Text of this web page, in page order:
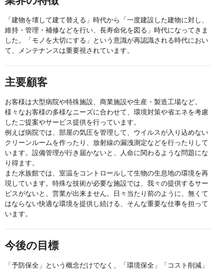
「建物を壊して建て替える」時代から「一度建設した建物に対し、
維持・管理・補修などを行い、長寿命化を図る」時代になってきま
した。「モノを大切にする」という意識が再認識される時代におい
て、メンテナンスは重要視されています。
主要顧客
お客様は大型病院や特殊施設、商業施設や生産・製造工場など。
様々なお客様の多様なニーズに合わせて、環境対策や省エネを考慮
したご提案やサービス提供を行っています。
例えば病院では、部屋の気圧を管理して、ウイルスが入り込めない
クリーンルームを作ったり、放射線の漏洩測定などを行ったりして
います。設備管理が行き届かないと、人命に関わるような問題にな
り得ます。
また水族館では、室温をコントロールして生物の生息地の環境を再
現しています。特殊な技術が必要な施設では、我々の提供するサー
ビスがないと、営業が出来ません。日々当たり前のように、無くて
はならない快適な環境を提供し続ける、そんな重要な仕事を担って
います。
今後の目標
「予防保全」という概念だけでなく、「環境保全」「コスト削減」